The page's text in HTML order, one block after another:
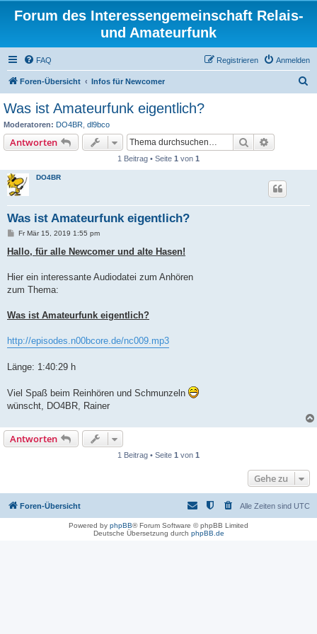
Forum des Interessengemeinschaft Relais-
und Amateurfunk
FAQ Anmelden
Registrieren
Foren-Übersicht Infos für Newcomer
Was ist Amateurfunk eigentlich?
Moderatoren: DO4BR dl9bco
Antworten Suche
1 Beitrag • Seite 1 von 1
DO4BR
Was ist Amateurfunk eigentlich?
B
i
t
a
Fr Mär 15, 2019 1:55 pm
Hallo, für alle Newcomer und alte Hasen!
Hier ein interessante Audiodatei zum Anhören
zum Thema:
Was ist Amateurfunk eigentlich?
http://episodes.n00bcore.de/nc009.mp3
Länge: 1:40:29 h
Viel Spaß beim Reinhören und Schmunzeln
wünscht, DO4BR, Rainer
Antworten
1 Beitrag • Seite 1 von 1
Gehe zu
Foren-Übersicht Alle Zeiten sind UTC
Powered by phpBB® Forum Software © phpBB Limited
Deutsche Übersetzung durch phpBB.de